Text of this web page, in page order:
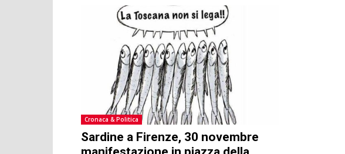
Cronaca & Politica
Sardine a Firenze, 30 novembre